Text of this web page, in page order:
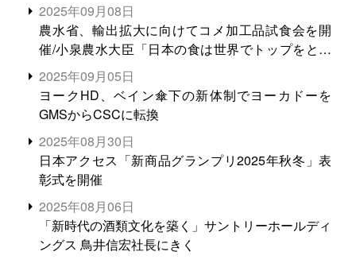
2025年09月08日
農水省、輸出拡大に向けてコメ加工品試食会を開
催/小泉農水大臣「日本の食は世界でトップをとれ
る。米増産に向けて、米輸出需要の拡大を」
2025年09月05日
ヨークHD、ベイン傘下の新体制でヨーカドーを
GMSからCSCに転換
2025年08月30日
日本アクセス「新商品グランプリ2025年秋冬」表
彰式を開催
2025年08月06日
「新時代の酒類文化を築く」サントリーホールディ
ングス 鳥井信宏社長にきく